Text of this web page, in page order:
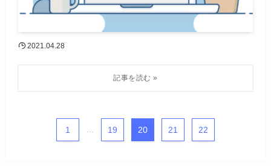
2021.04.28
1 19 20 21 22